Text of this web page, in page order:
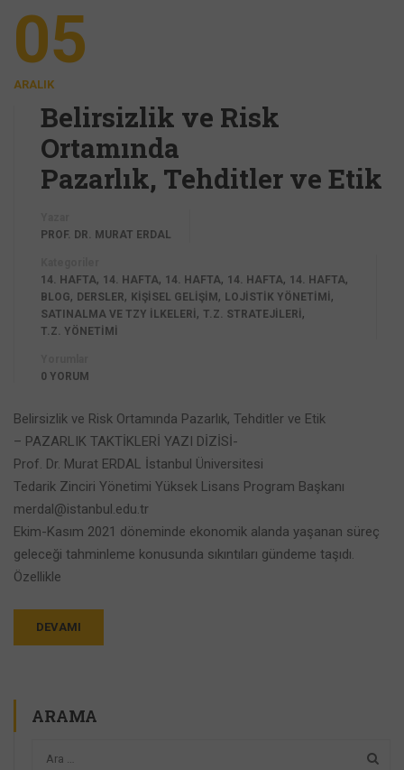
05
ARALIK
Belirsizlik ve Risk
Ortamında
Pazarlık, Tehditler ve Etik
PROF. DR. MURAT ERDAL
14. HAFTA, 14. HAFTA, 14. HAFTA, 14. HAFTA, 14. HAFTA,
BLOG, DERSLER, KİŞİSEL GELİŞİM, LOJISTIK YÖNETIMI ,
SATINALMA VE TZY İLKELERI , T.Z. STRATEJILERI ,
T.Z. YÖNETIMI
0 YORUM
Belirsizlik ve Risk Ortamında Pazarlık, Tehditler ve Etik
– PAZARLIK TAKTİKLERİ YAZI DİZİSİ-
Prof. Dr. Murat ERDAL İstanbul Üniversitesi
Tedarik Zinciri Yönetimi Yüksek Lisans Program Başkanı
merdal@istanbul.edu.tr
Ekim-Kasım 2021 döneminde ekonomik alanda yaşanan süreç
geleceği tahminleme konusunda sıkıntıları gündeme taşıdı.
Özellikle
DEVAMI
ARAMA